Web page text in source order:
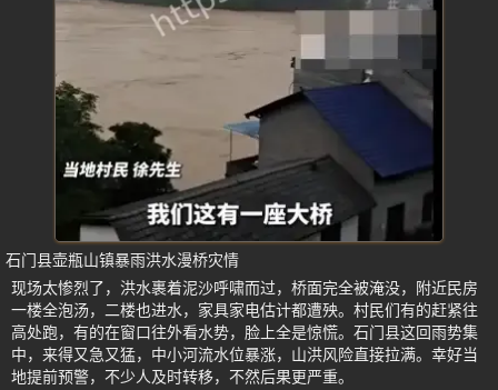
石门县壶瓶山镇暴雨洪水漫桥灾情
现场太惨烈了，洪水裹着泥沙呼啸而过，桥面完全被淹没，附近民房
一楼全泡汤，二楼也进水，家具家电估计都遭殃。村民们有的赶紧往
高处跑，有的在窗口往外看水势，脸上全是惊慌。石门县这回雨势集
中，来得又急又猛，中小河流水位暴涨，山洪风险直接拉满。幸好当
地提前预警，不少人及时转移，不然后果更严重。